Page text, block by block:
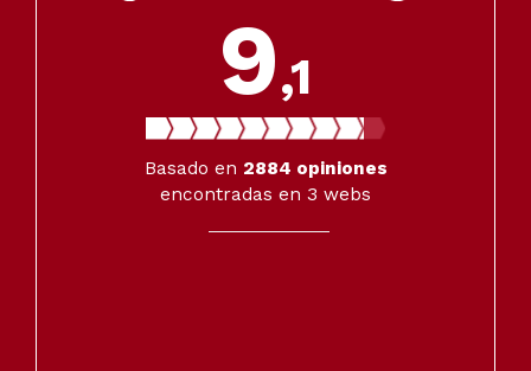
9,1
Basado en 2884 opiniones
encontradas en 3 webs